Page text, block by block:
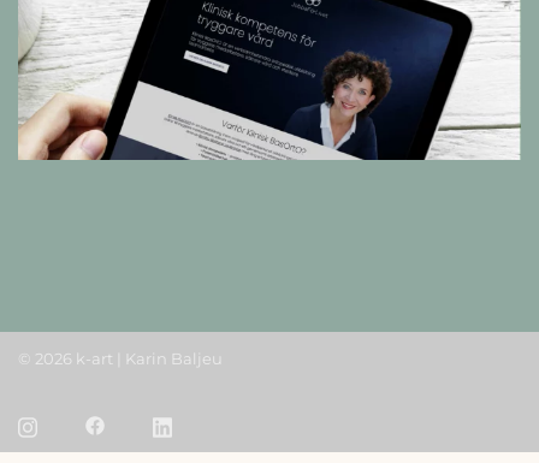
© 2026 k-art | Karin Baljeu